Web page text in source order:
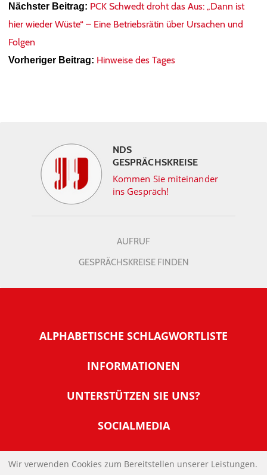
Nächster Beitrag: PCK Schwedt droht das Aus: „Dann ist
hier wieder Wüste“ – Eine Betriebsrätin über Ursachen und
Folgen
Vorheriger Beitrag: Hinweise des Tages
NDS
GESPRÄCHSKREISE
Kommen Sie miteinander
ins Gespräch!
AUFRUF
GESPRÄCHSKREISE FINDEN
ALPHABETISCHE SCHLAGWORTLISTE
INFORMATIONEN
Warum NachDenkSeiten
Tipps zur Nutzung der NachDenkSeiten
Banner und E-Mail-Signaturen
Links
UNTERSTÜTZEN SIE UNS?
Werden Sie Fördermitglied
SOCIALMEDIA
IMPRESSUM
Wir verwenden Cookies zum Bereitstellen unserer Leistungen.